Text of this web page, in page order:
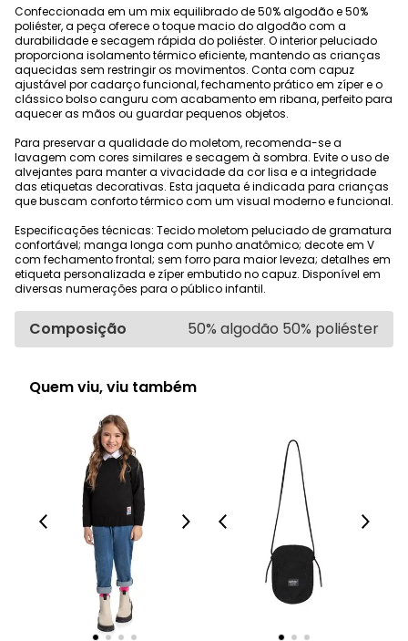
Confeccionada em um mix equilibrado de 50% algodão e 50%
poliéster, a peça oferece o toque macio do algodão com a
durabilidade e secagem rápida do poliéster. O interior peluciado
proporciona isolamento térmico eficiente, mantendo as crianças
aquecidas sem restringir os movimentos. Conta com capuz
ajustável por cadarço funcional, fechamento prático em zíper e o
clássico bolso canguru com acabamento em ribana, perfeito para
aquecer as mãos ou guardar pequenos objetos.
Para preservar a qualidade do moletom, recomenda-se a
lavagem com cores similares e secagem à sombra. Evite o uso de
alvejantes para manter a vivacidade da cor lisa e a integridade
das etiquetas decorativas. Esta jaqueta é indicada para crianças
que buscam conforto térmico com um visual moderno e funcional.
Especificações técnicas: Tecido moletom peluciado de gramatura
confortável; manga longa com punho anatômico; decote em V
com fechamento frontal; sem forro para maior leveza; detalhes em
etiqueta personalizada e zíper embutido no capuz. Disponível em
diversas numerações para o público infantil.
Composição 50% algodão 50% poliéster
Quem viu, viu também